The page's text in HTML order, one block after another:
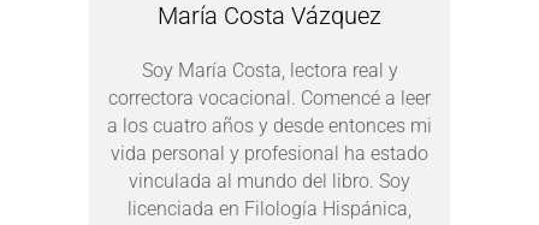
María Costa Vázquez
Soy María Costa, lectora real y
correctora vocacional. Comencé a leer
a los cuatro años y desde entonces mi
vida personal y profesional ha estado
vinculada al mundo del libro. Soy
licenciada en Filología Hispánica,